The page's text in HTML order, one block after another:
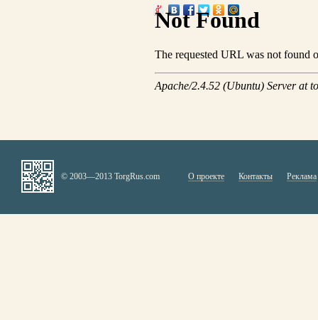
© 2003—2013 TorgRus.com О проекте Контакты Реклама